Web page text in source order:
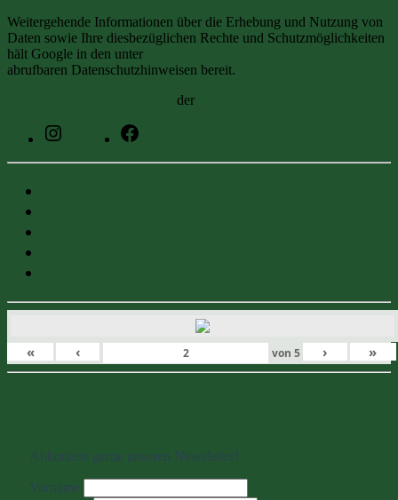
Weitergehende Informationen über die Erhebung und Nutzung von
Daten sowie Ihre diesbezüglichen Rechte und Schutzmöglichkeiten
hält Google in den unter
abrufbaren Datenschutzhinweisen bereit.
der
Instagram
« ‹ von5 › »
Abboniere gerne unseren Newsletter!
Vorname